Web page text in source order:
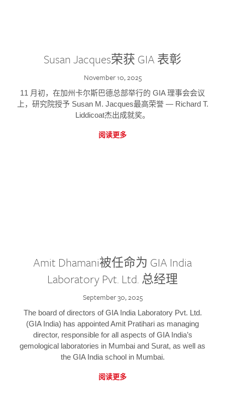
Susan Jacques荣获 GIA 表彰
November 10, 2025
11 月初，在加州卡尔斯巴德总部举行的 GIA 理事会会议
上，研究院授予 Susan M. Jacques最高荣誉 — Richard T.
Liddicoat杰出成就奖。
阅读更多
Amit Dhamani被任命为 GIA India
Laboratory Pvt. Ltd. 总经理
September 30, 2025
The board of directors of GIA India Laboratory Pvt. Ltd.
(GIA India) has appointed Amit Pratihari as managing
director, responsible for all aspects of GIA India’s
gemological laboratories in Mumbai and Surat, as well as
the GIA India school in Mumbai.
阅读更多